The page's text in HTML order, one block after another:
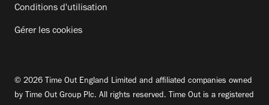
Conditions d'utilisation
Gérer les cookies
© 2026 Time Out England Limited and affiliated companies owned
by Time Out Group Plc. All rights reserved. Time Out is a registered